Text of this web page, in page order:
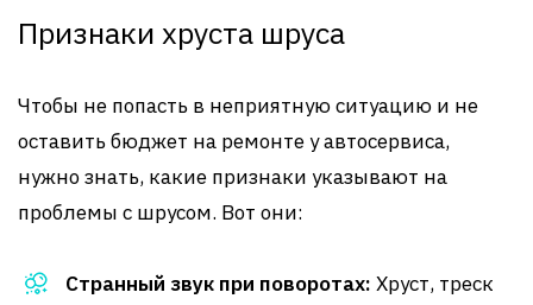
Признаки хруста шруса
Чтобы не попасть в неприятную ситуацию и не
оставить бюджет на ремонте у автосервиса,
нужно знать, какие признаки указывают на
проблемы с шрусом. Вот они:
Странный звук при поворотах: Хруст, треск